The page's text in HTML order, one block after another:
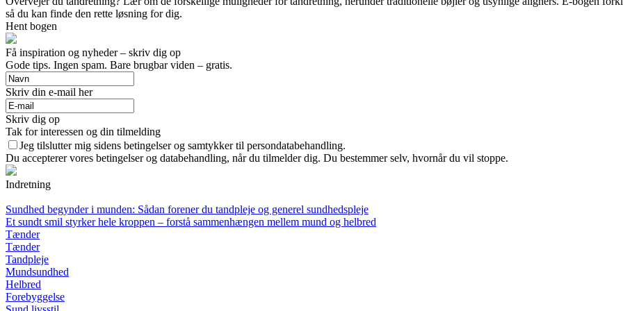
så du kan finde den rette løsning for dig.
Hent bogen
Få inspiration og nyheder – skriv dig op
Gode tips. Ingen spam. Bare brugbar viden – gratis.
Skriv din e-mail her
Skriv dig op
Tak for interessen og din tilmelding
Jeg tilslutter mig sidens betingelser og samtykker til persondatabehandling.
Du accepterer vores betingelser og databehandling, når du tilmelder dig. Du bestemmer selv, hvornår du vil stoppe.
Indretning
Sundhed begynder i munden: Sådan forener du tandpleje og generel sundhedspleje
Et sundt smil styrker hele kroppen – forstå sammenhængen mellem mund og helbred
Tænder
Tænder
Tandpleje
Mundsundhed
Helbred
Forebyggelse